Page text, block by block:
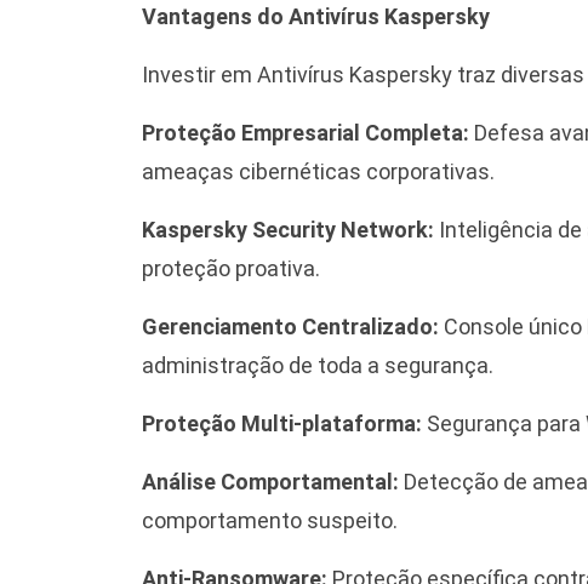
Vantagens do Antivírus Kaspersky
Investir em Antivírus Kaspersky traz
Proteção Empresarial Completa: Defesa
ameaças cibernéticas corporativas.
Kaspersky Security Network: Inteligência
proteção proativa.
Gerenciamento Centralizado: Console
administração de toda a segurança.
Proteção Multi-plataforma: Segurança para
Análise Comportamental: Detecção de
comportamento suspeito.
Anti-Ransomware: Proteção específica